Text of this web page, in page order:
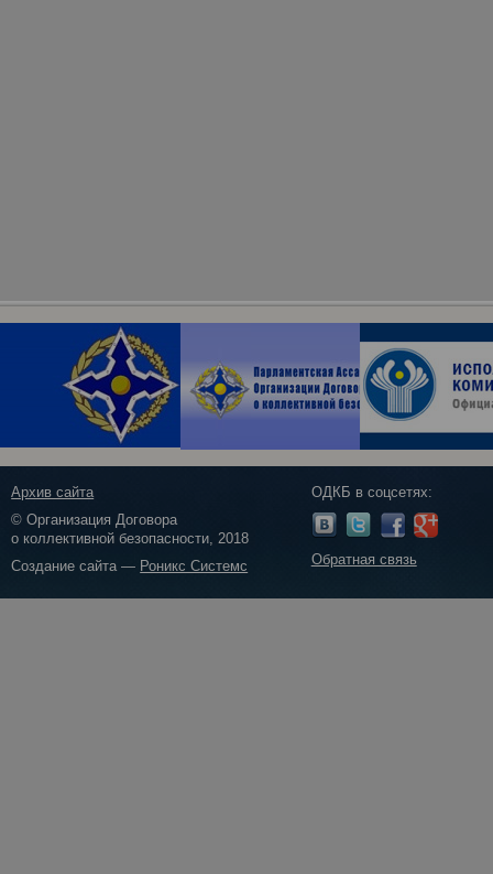
Архив сайта
© Организация Договора
о коллективной безопасности, 2018
Создание сайта — Роникс Системс
ОДКБ в соцсетях:
Обратная связь